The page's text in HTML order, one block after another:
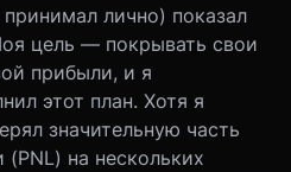
лично) показал
цель — покрывать свои
прибыли, и я
этот план. Хотя я
значительную часть
на нескольких